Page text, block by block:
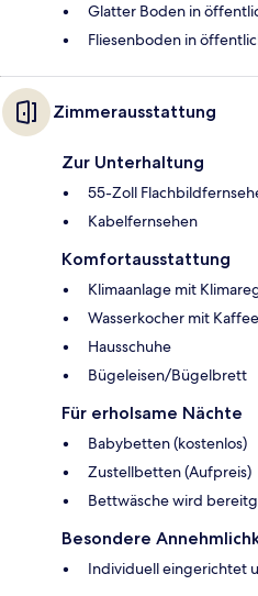
Glatter Boden in
Fliesenboden in
Zimmerausstattung
Zur Unterhaltung
55-Zoll
Kabelfernsehen
Komfortausstattung
Klimaanlage mit
Wasserkocher mit
Hausschuhe
Bügeleisen/Bügelbrett
Für erholsame Nächte
Babybetten (kostenlos)
Zustellbetten (Aufpreis)
Bettwäsche wird
Besondere
Individuell eingerichtet